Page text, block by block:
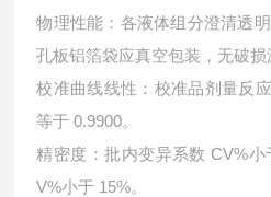
物理性能：各液体组分澄清透
孔板铝箔袋应真空包装，无破损
校准曲线线性：校准品剂量反
等于 0.9900。
精密度：批内变异系数 CV%
V%小于 15%。